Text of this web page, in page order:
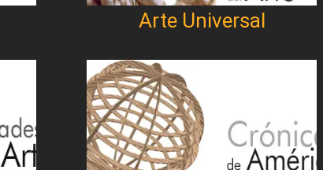
Arte Universal